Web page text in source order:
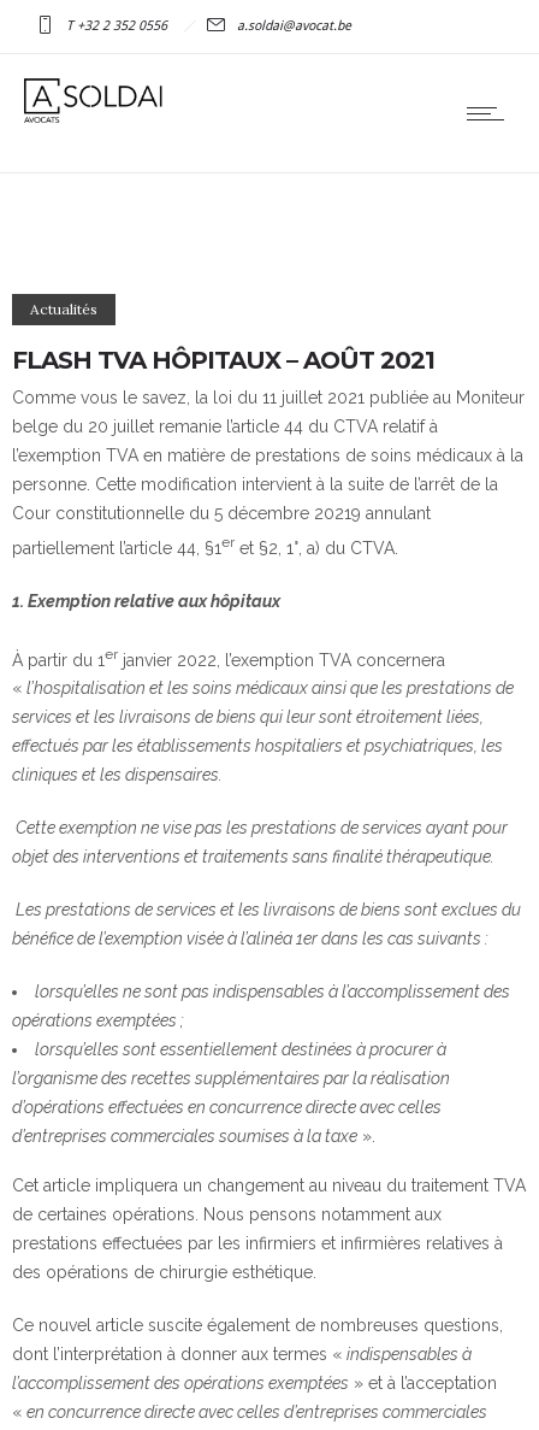
T +32 2 352 0556 a.soldai@avocat.be
Actualités
FLASH TVA HÔPITAUX – AOÛT 2021
Comme vous le savez, la loi du 11 juillet 2021 publiée au Moniteur
belge du 20 juillet remanie l’article 44 du CTVA relatif à
l’exemption TVA en matière de prestations de soins médicaux à la
personne. Cette modification intervient à la suite de l’arrêt de la
Cour constitutionnelle du 5 décembre 20219 annulant
partiellement l’article 44, §1er et §2, 1°, a) du CTVA.
1. Exemption relative aux hôpitaux
À partir du 1er janvier 2022, l’exemption TVA concernera
« l’hospitalisation et les soins médicaux ainsi que les prestations de
services et les livraisons de biens qui leur sont étroitement liées,
effectués par les établissements hospitaliers et psychiatriques, les
cliniques et les dispensaires.
Cette exemption ne vise pas les prestations de services ayant pour
objet des interventions et traitements sans finalité thérapeutique.
Les prestations de services et les livraisons de biens sont exclues du
bénéfice de l’exemption visée à l’alinéa 1er dans les cas suivants :
lorsqu’elles ne sont pas indispensables à l’accomplissement des
opérations exemptées ;
lorsqu’elles sont essentiellement destinées à procurer à
l’organisme des recettes supplémentaires par la réalisation
d’opérations effectuées en concurrence directe avec celles
d’entreprises commerciales soumises à la taxe ».
Cet article impliquera un changement au niveau du traitement TVA
de certaines opérations. Nous pensons notamment aux
prestations effectuées par les infirmiers et infirmières relatives à
des opérations de chirurgie esthétique.
Ce nouvel article suscite également de nombreuses questions,
dont l’interprétation à donner aux termes « indispensables à
l’accomplissement des opérations exemptées » et à l’acceptation
« en concurrence directe avec celles d’entreprises commerciales